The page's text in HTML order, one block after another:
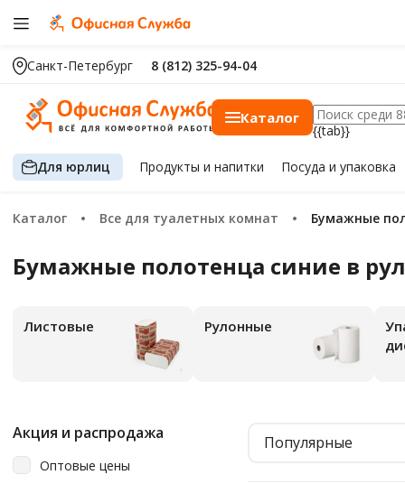
Санкт-Петербург 8 (812) 325-94-04
Каталог
{{tab}}
Для юрлиц Продуктыи напитки Посуда и упаковка
Каталог Все для туалетных комнат Бумажные
Бумажные полотенца синие в
Листовые Рулонные
Упаковка-
Акция и распродажа
Оптовые цены
Популярные